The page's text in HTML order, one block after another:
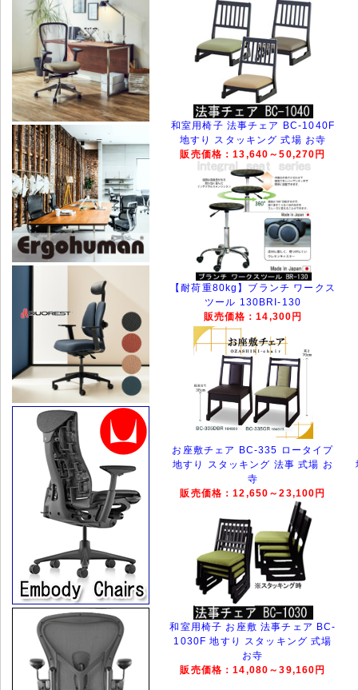
和室用椅子 法事チェア BC-1040F
地すり スタッキング 式場 お寺
販売価格：13,640～50,270円
【耐荷重80kg】ブランチ ワークス
ツール 130BRI-130
販売価格：14,300円
お座敷チェア BC-335 ロータイプ
地すり スタッキング 法事 式場 お
寺
販売価格：12,650～23,100円
和室用椅子 お座敷 法事チェア BC-
1030F 地すり スタッキング 式場
お寺
販売価格：14,080～39,160円